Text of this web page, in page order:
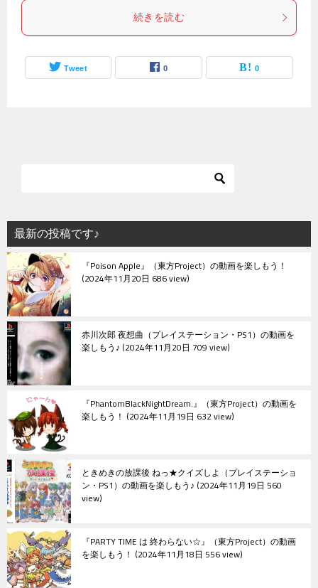
続きを読む
Tweet 0 0
最新の投稿です♪
『Poison Apple』（東方Project）の動画を楽しもう！
2024年11月20日 686 view
赤川次郎 夜想曲（プレイステーション・PS1）の動画を
楽しもう♪ 2024年11月20日 709 view
『PhantomBlackNightDream.』（東方Project）の動画を
楽しもう！ 2024年11月19日 632 view
ときめきの放課後 ねっ★クイズしよ（プレイステーショ
ン・PS1）の動画を楽しもう♪ 2024年11月19日 560
view
『PARTY TIME は 終わらない☆』（東方Project）の動画
を楽しもう！ 2024年11月18日 556 view